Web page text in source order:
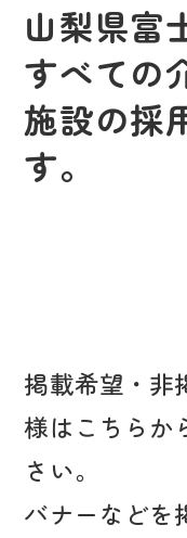
山梨県富
すべての
施設の採
す。
掲載希望・非
様はこちらか
さい。
バナーなどを